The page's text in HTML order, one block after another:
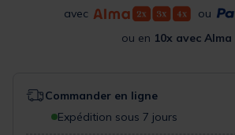
avec
ou
ou en 10x avec Alma
Commander en ligne
Expédition sous 7 jours